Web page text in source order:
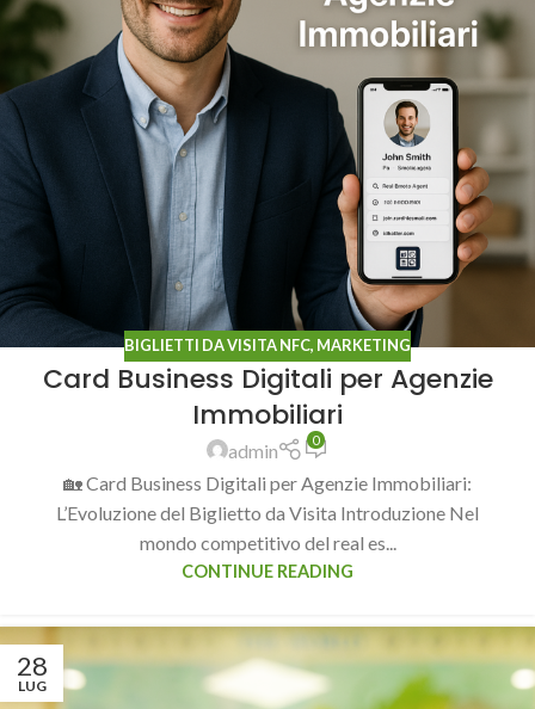
BIGLIETTI DA VISITA NFC, MARKETING
Card Business Digitali per Agenzie
Immobiliari
admin 0
🏡 Card Business Digitali per Agenzie Immobiliari:
L’Evoluzione del Biglietto da Visita Introduzione Nel
mondo competitivo del real es...
CONTINUE READING
28
LUG